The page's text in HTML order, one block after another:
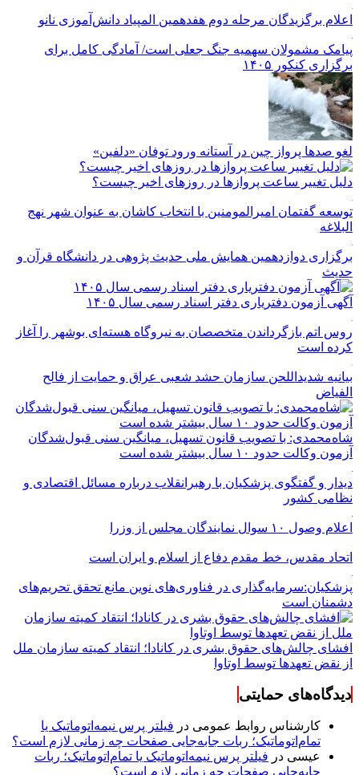
اعلام برگزیدگان مرحله دوم هفدهمین المپیاد دانش‌آموزی نانو
پیامک مشمولان سهمیه جنگ جعلی است/ آمادگی کامل برای
برگزاری کنکور ۱۴۰۵
لغو صدها پرواز چین در آستانه ورود توفان «دلفین»
دلیل تغییر ساعت پروازها در روزهای اخیر چیست؟
توسعه گفتمان امیرالمومنین با انتخاب کاشان به عنوان شهر نهج
البلاغه
برگزاری دوازدهمین همایش ملی حدیث پژوهی در دانشگاه قرآن و
حدیث
آگهی آزمون دفتریاری دفتر اسناد رسمی سال ۱۴۰۵
روس اتم بازگرداندن متخصصان به نیروگاه هسته‌ای بوشهر را آغاز
کرده است
بیانیه شدیداللحن سازمان حشد شعبی عراق و حمایت از فالح
الفیاض
شاه‌محمدی: با تصویب قانون تسهیل، میانگین سنی قبول‌شدگان
آزمون وکالت حدود ۱۰ سال بیشتر شده است
دیدار و گفتگوی پزشکیان با رهبرانقلاب درباره مسائل اقتصادی و
نظامی کشور
اعلام وصول ۱۰ سوال نمایندگان مجلس از وزرا
اتحاد مقدس، خط مقدم دفاع از اسلام و ایران است
پزشکیان:سرمایه‌گذاری در فناوری‌های نوین مانع تحقق تحریم‌های
دشمنان است
افشای چالش‌های حقوق بشری در کانادا؛ انتقاد کمیته سازمان ملل
از نقض تعهد‌ها توسط اوتاوا
دیدگاه‌های حمایتی
کارشناس روابط عمومی در فیلتر پرس نیمه‌اتوماتیک یا
تمام‌اتوماتیک؛ ربات جابه‌جایی صفحات چه زمانی لازم است؟
عیسی در فیلتر پرس نیمه‌اتوماتیک یا تمام‌اتوماتیک؛ ربات
جابه‌جایی صفحات چه زمانی لازم است؟